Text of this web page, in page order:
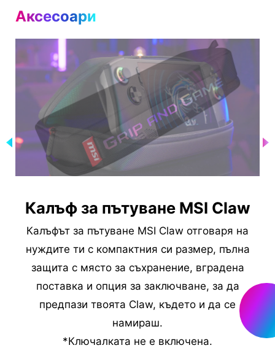
Аксесоари
Калъф за пътуване MSI Claw
Калъфът за пътуване MSI Claw отговаря на
нуждите ти с компактния си размер, пълна
защита с място за съхранение, вградена
поставка и опция за заключване, за да
предпази твоята Claw, където и да се
намираш.
*Ключалката не е включена.